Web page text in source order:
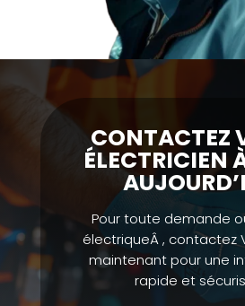
CONTACTEZ
ÉLECTRICIEN
Pour toute demande
électriqueÂ , contactez
maintenant pour une
rapide et